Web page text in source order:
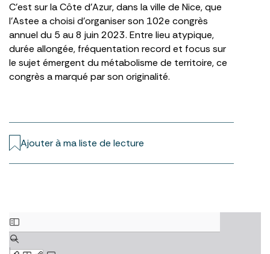
C’est sur la Côte d’Azur, dans la ville de Nice, que
l’Astee a choisi d’organiser son 102e congrès
annuel du 5 au 8 juin 2023. Entre lieu atypique,
durée allongée, fréquentation record et focus sur
le sujet émergent du métabolisme de territoire, ce
congrès a marqué par son originalité.
Ajouter à ma liste de lecture